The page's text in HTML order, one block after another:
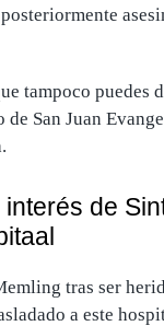
tampoco puedes
San Juan
.
de
tras ser
a este